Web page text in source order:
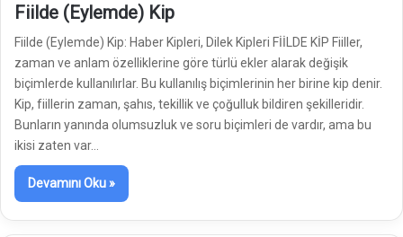
Fiilde (Eylemde) Kip
Fiilde (Eylemde) Kip: Haber Kipleri, Dilek Kipleri FİİLDE KİP Fiiller,
zaman ve anlam özelliklerine göre türlü ekler alarak değişik
biçimlerde kullanılırlar. Bu kullanılış biçimlerinin her birine kip denir.
Kip, fiillerin zaman, şahıs, tekillik ve çoğulluk bildiren şekilleridir.
Bunların yanında olumsuzluk ve soru biçimleri de vardır, ama bu
ikisi zaten var…
Devamını Oku »